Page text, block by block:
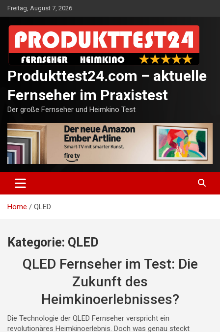
Skip
to
content
Freitag, August 7, 2026
Produkttest24.com – aktuelle
Fernseher im Praxistest
Der große Fernseher und Heimkino Test
Home QLED
Kategorie: QLED
QLED Fernseher im Test: Die
Zukunft des
Heimkinoerlebnisses?
Die Technologie der QLED Fernseher verspricht ein
revolutionäres Heimkinoerlebnis. Doch was genau steckt